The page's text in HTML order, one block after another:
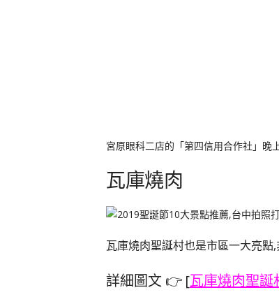
宮原眼科二店的「第四信用合作社」晚
瓦庫燒肉
瓦庫燒肉聖誕村也是市區一大亮點
詳細圖文 👉 [瓦庫燒肉聖誕